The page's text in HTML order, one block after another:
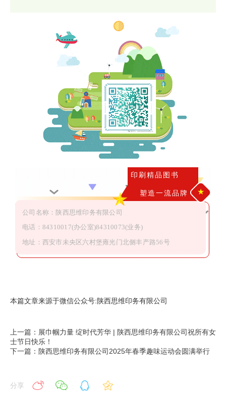
印刷精品图书
塑造一流品牌 ★
公司名称：陕西思维印务有限公司
电话：84310017(办公室)84310073(业务)
地址：西安市未央区六村堡雍光门北侧丰产路56号
本篇文章来源于微信公众号:陕西思维印务有限公司
上一篇：展巾帼力量 绽时代芳华 | 陕西思维印务有限公司祝所有女
士节日快乐！
下一篇：陕西思维印务有限公司2025年春季趣味运动会圆满举行
分享